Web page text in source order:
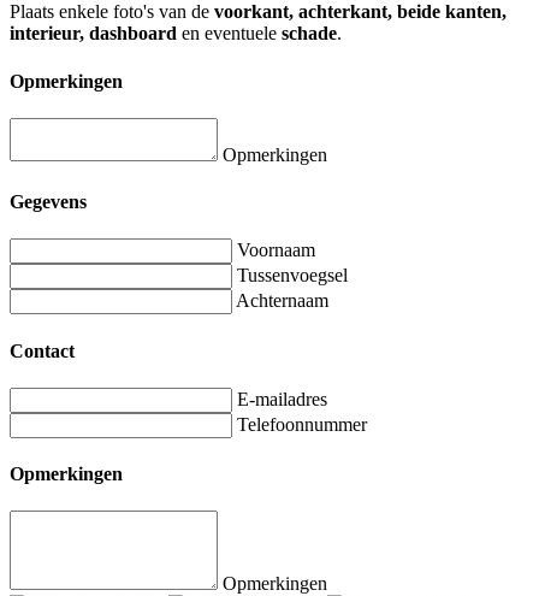
Plaats enkele foto's van de voorkant, achterkant, beide kanten,
interieur, dashboard en eventuele schade.
Opmerkingen
Opmerkingen
Gegevens
Voornaam
Tussenvoegsel
Achternaam
Contact
E-mailadres
Telefoonnummer
Opmerkingen
Opmerkingen